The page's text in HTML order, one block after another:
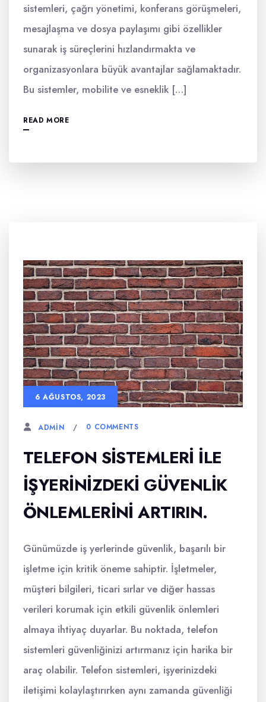
sistemleri, çağrı yönetimi, konferans görüşmeleri,
mesajlaşma ve dosya paylaşımı gibi özellikler
sunarak iş süreçlerini hızlandırmakta ve
organizasyonlara büyük avantajlar sağlamaktadır.
Bu sistemler, mobilite ve esneklik […]
READ MORE
6 AĞUSTOS, 2023
ADMIN 0 COMMENTS
TELEFON SISTEMLERI ILE
İŞYERINIZDEKI GÜVENLIK
ÖNLEMLERINI ARTIRIN.
Günümüzde iş yerlerinde güvenlik, başarılı bir
işletme için kritik öneme sahiptir. İşletmeler,
müşteri bilgileri, ticari sırlar ve diğer hassas
verileri korumak için etkili güvenlik önlemleri
almaya ihtiyaç duyarlar. Bu noktada, telefon
sistemleri güvenliğinizi artırmanız için harika bir
araç olabilir. Telefon sistemleri, işyerinizdeki
iletişimi kolaylaştırırken aynı zamanda güvenliği